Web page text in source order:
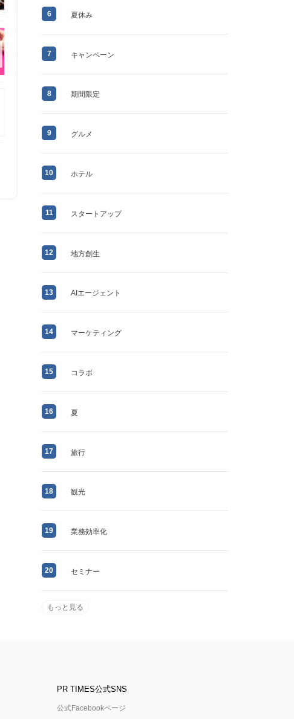
6 夏休み
7 キャンペーン
8 期間限定
9 グルメ
10 ホテル
11 スタートアップ
12 地方創生
13 AIエージェント
14 マーケティング
15 コラボ
16 夏
17 旅行
18 観光
19 業務効率化
20 セミナー
もっと見る
PR TIMES公式SNS
公式Facebookページ